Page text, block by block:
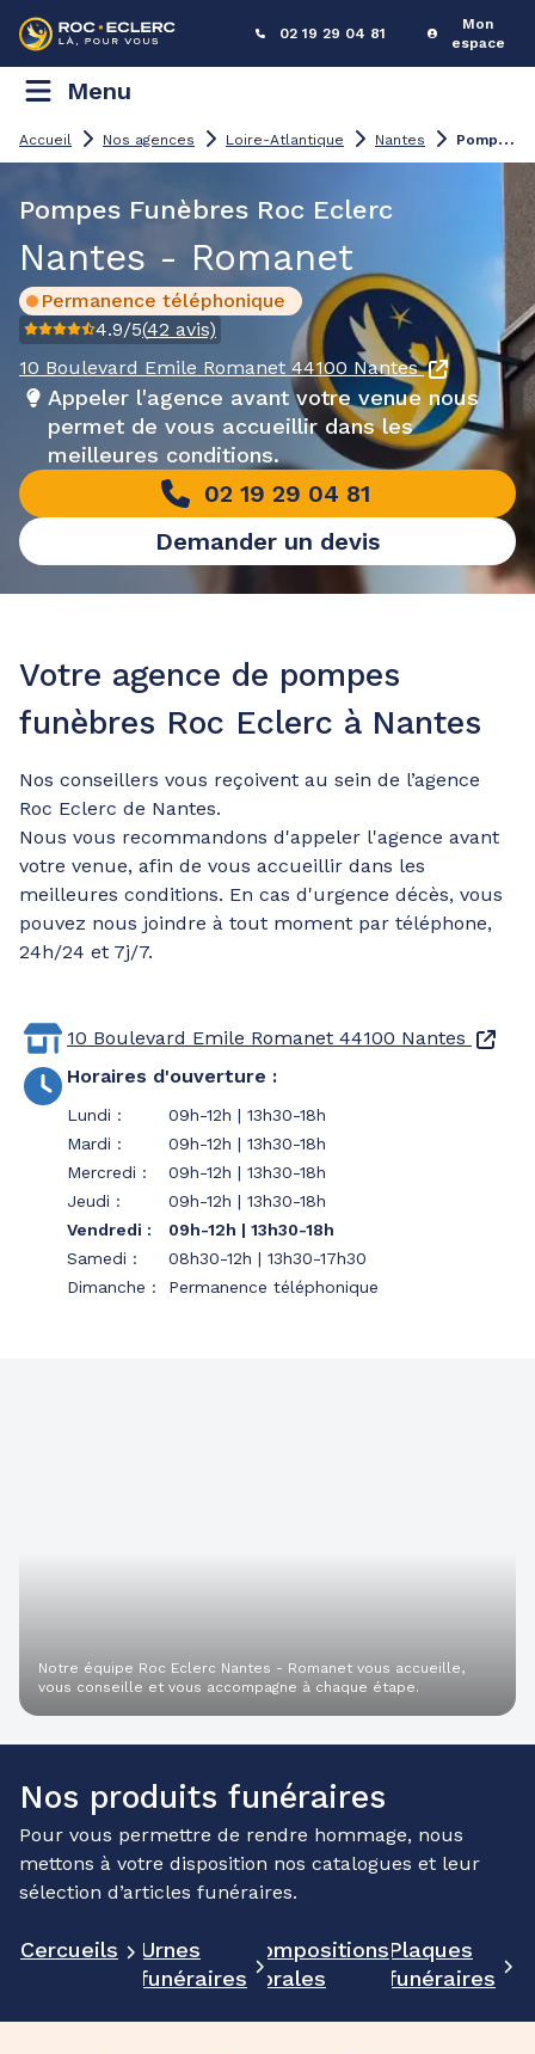
02 19 29 04 81
Mon
espace
Menu
Accueil Nos agences Loire-Atlantique Nantes P
ompes Funèbres Nantes - Romanet
Pompes Funèbres Roc Eclerc
Nantes - Romanet
Permanence téléphonique
4.9/5(42 avis)
10 Boulevard Emile Romanet 44100 Nantes
02 19 29 04 81
Demander un devis
Appeler l'agence avant votre venue nous
permet de vous accueillir dans les
meilleures conditions.
Votre agence de pompes
funèbres Roc Eclerc à Nantes
Nos conseillers vous reçoivent au sein de l’agence
Roc Eclerc de Nantes.
Nous vous recommandons d'appeler l'agence avant
votre venue, afin de vous accueillir dans les
meilleures conditions. En cas d'urgence décès, vous
pouvez nous joindre à tout moment par téléphone,
24h/24 et 7j/7.
10 Boulevard Emile Romanet 44100 Nantes
Horaires d'ouverture :
Lundi :
09h-12h | 13h30-18h
Mardi :
09h-12h | 13h30-18h
Mercredi :
09h-12h | 13h30-18h
Jeudi :
09h-12h | 13h30-18h
Vendredi :
09h-12h | 13h30-18h
Samedi :
08h30-12h | 13h30-17h30
Dimanche : Permanence téléphonique
Notre équipe Roc Eclerc Nantes - Romanet vous accueille,
vous conseille et vous accompagne à chaque étape.
Nos produits funéraires
Pour vous permettre de rendre hommage, nous
mettons à votre disposition nos catalogues et leur
sélection d’articles funéraires.
Cercueils
Urnes
funéraires
Compositions
florales
Plaques
funéraires